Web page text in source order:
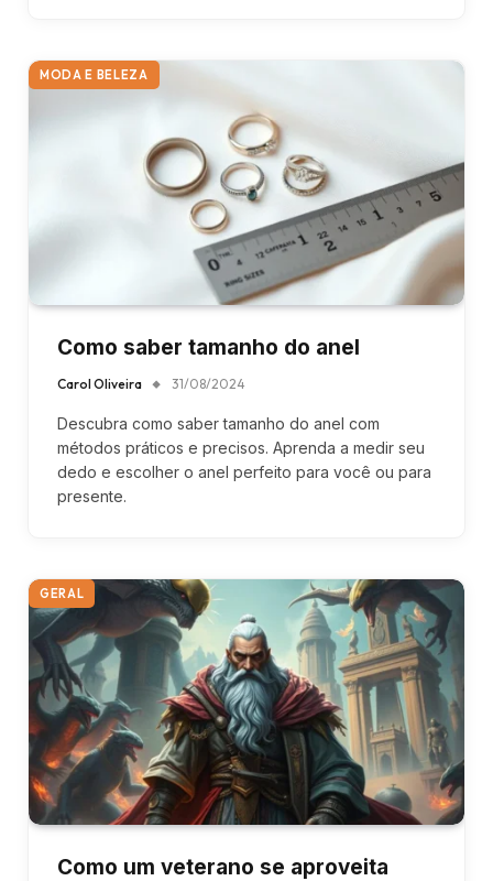
MODA E BELEZA
Como saber tamanho do anel
Carol Oliveira 31/08/2024
Descubra como saber tamanho do anel com
métodos práticos e precisos. Aprenda a medir seu
dedo e escolher o anel perfeito para você ou para
presente.
GERAL
Como um veterano se aproveita